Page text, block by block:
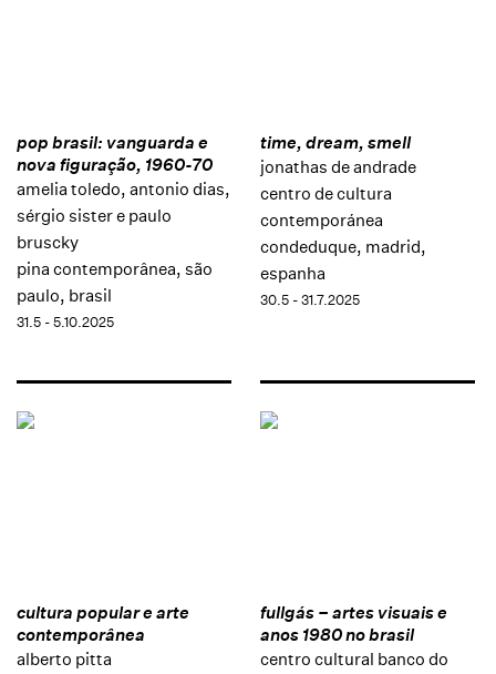
pop brasil: vanguarda e
nova figuração, 1960-70
amelia toledo, antonio dias,
sérgio sister e paulo
bruscky
pina contemporânea, são
paulo, brasil
31.5 - 5.10.2025
time, dream, smell
jonathas de andrade
centro de cultura
contemporánea
condeduque, madrid,
espanha
30.5 - 31.7.2025
cultura popular e arte
contemporânea
alberto pitta
fullgás – artes visuais e
anos 1980 no brasil
centro cultural banco do